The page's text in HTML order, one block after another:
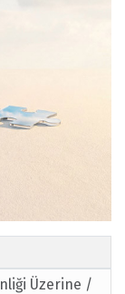
Üzerine /